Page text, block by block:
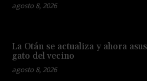
agosto 8, 2026
La Otán se actualiza y ahora
gato del vecino
agosto 8, 2026